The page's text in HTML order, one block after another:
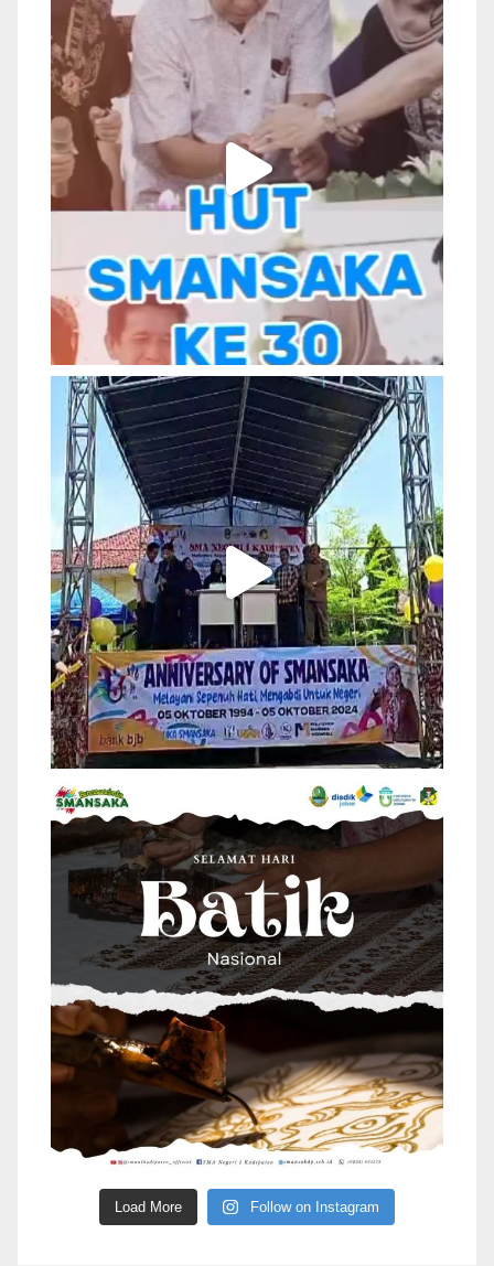
Load More Follow on Instagram